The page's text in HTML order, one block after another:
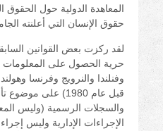
المعاهدة الدولية حول الحقوق
حقوق الإنسان التي أعلنته
لقد ركزت بعض القوانين
حرية الحصول على المعلومات
وفنلندا والنرويج وفرنسا
قبل عام 1980) على
والسجلات الرسمية (وليس
الإجراءات الإدارية وليس